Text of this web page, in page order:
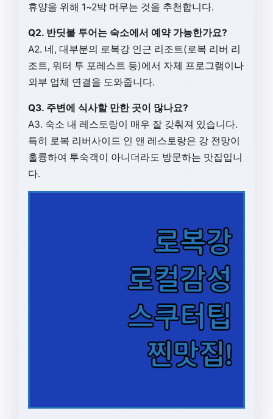
휴양을 위해 1~2박 머무는 것을 추천합니다.
Q2. 반딧불 투어는 숙소에서 예약 가능한가요?
A2. 네, 대부분의 로복강 인근 리조트(로복 리버 리
조트, 워터 투 포레스트 등)에서 자체 프로그램이나
외부 업체 연결을 도와줍니다.
Q3. 주변에 식사할 만한 곳이 많나요?
A3. 숙소 내 레스토랑이 매우 잘 갖춰져 있습니다.
특히 로복 리버사이드 인 앤 레스토랑은 강 전망이
훌륭하여 투숙객이 아니더라도 방문하는 맛집입니
다.